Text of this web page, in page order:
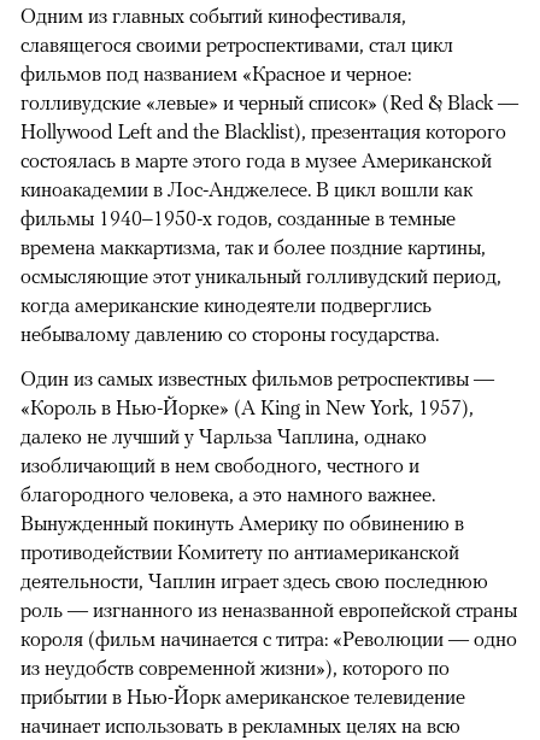
Одним из главных событий кинофестиваля,
славящегося своими ретроспективами, стал цикл
фильмов под названием «Красное и черное:
голливудские «левые» и черный список» (Red & Black —
Hollywood Left and the Blacklist), презентация которого
состоялась в марте этого года в музее Американской
киноакадемии в Лос-Анджелесе. В цикл вошли как
фильмы 1940–1950-х годов, созданные в темные
времена маккартизма, так и более поздние картины,
осмысляющие этот уникальный голливудский период,
когда американские кинодеятели подверглись
небывалому давлению со стороны государства.
Один из самых известных фильмов ретроспективы —
«Король в Нью-Йорке» (A King in New York, 1957),
далеко не лучший у Чарльза Чаплина, однако
изобличающий в нем свободного, честного и
благородного человека, а это намного важнее.
Вынужденный покинуть Америку по обвинению в
противодействии Комитету по антиамериканской
деятельности, Чаплин играет здесь свою последнюю
роль — изгнанного из неназванной европейской страны
короля (фильм начинается с титра: «Революции — одно
из неудобств современной жизни»), которого по
прибытии в Нью-Йорк американское телевидение
начинает использовать в рекламных целях на всю